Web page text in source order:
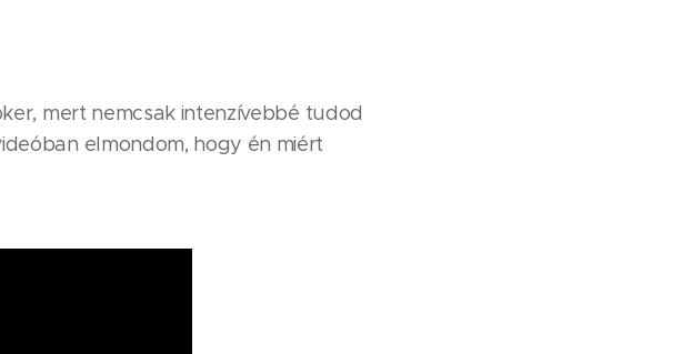
mert nemcsak intenzívebbé tudod
elmondom, hogy én miért